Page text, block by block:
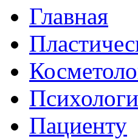
Главная
Пациенту